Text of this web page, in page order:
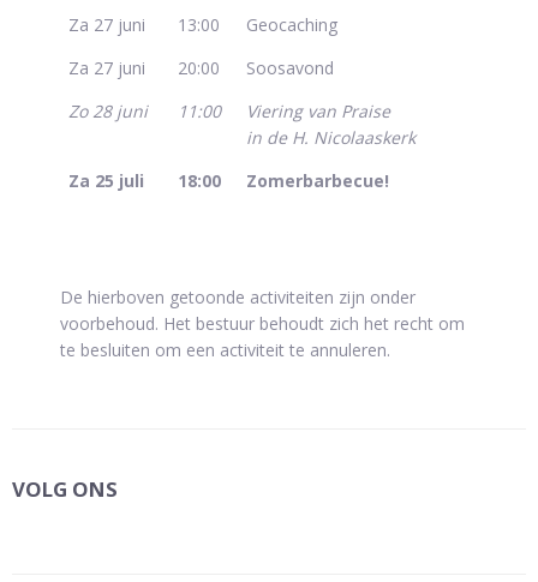
Za 27 juni
13:00
Geocaching
Za 27 juni
20:00
Soosavond
Zo 28 juni
11:00
Viering van Praise
in de H. Nicolaaskerk
Za 25 juli
18:00 Zomerbarbecue!
De hierboven getoonde activiteiten zijn onder
voorbehoud. Het bestuur behoudt zich het recht om
te besluiten om een activiteit te annuleren.
VOLG ONS